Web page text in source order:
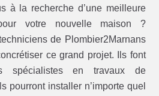
à la recherche d’une meilleure
votre nouvelle maison ?
de Plombier2Marnans
ce grand projet. Ils font
spécialistes en travaux de
pourront installer n’importe quel